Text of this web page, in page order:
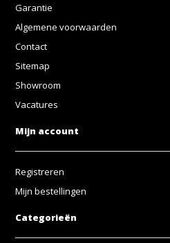
Garantie
Algemene voorwaarden
Contact
Sitemap
Showroom
Vacatures
Mijn account
Registreren
Mijn bestellingen
Categorieën